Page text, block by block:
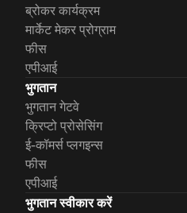
ब्रोकर कार्यक्रम
मार्केट मेकर प्रोग्राम
फीस
एपीआई
भुगतान
भुगतान गेटवे
क्रिप्टो प्रोसेसिंग
ई-कॉमर्स प्लगइन्स
फीस
एपीआई
भुगतान स्वीकार करें